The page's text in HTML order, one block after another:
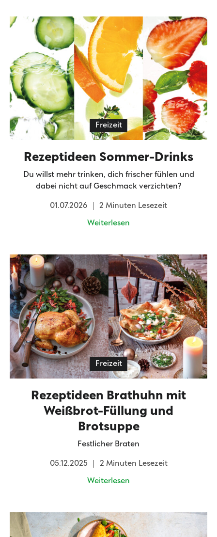
Freizeit
Rezeptideen Sommer-Drinks
Du willst mehr trinken, dich frischer fühlen und
dabei nicht auf Geschmack verzichten?
01.07.2026 2 Minuten Lesezeit
Weiterlesen
Freizeit
Rezeptideen Brathuhn mit
Weißbrot-Füllung und
Brotsuppe
Festlicher Braten
05.12.2025 2 Minuten Lesezeit
Weiterlesen